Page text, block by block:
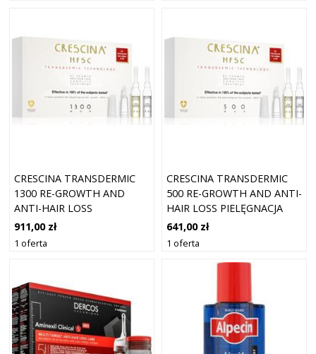
CRESCINA TRANSDERMIC
1300 RE-GROWTH AND
ANTI-HAIR LOSS
PIELĘGNACJA WSPIERAJĄCA
POROST WŁOSÓW I
MĘŻCZYZN 20X3,5 ML
911,00 zł
1 oferta
CRESCINA TRANSDERMIC
500 RE-GROWTH AND ANTI-
HAIR LOSS PIELĘGNACJA
WSPIERAJĄCA POROST
WŁOSÓW I ZAPOBIEGAJĄCA
MĘŻCZYZN 20X3,5 ML
641,00 zł
1 oferta